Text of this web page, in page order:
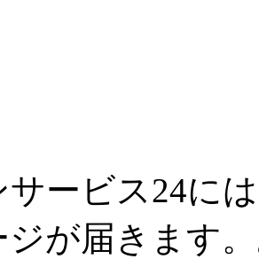
サービス24に
ジが届きます